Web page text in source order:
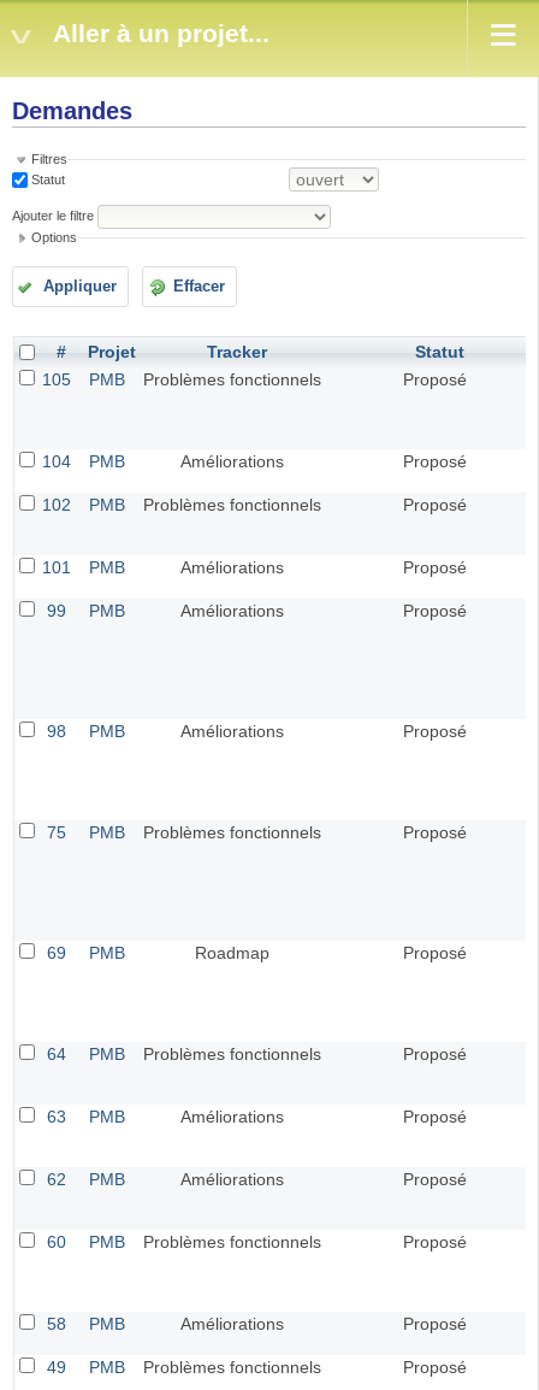
Aller à un projet...
Demandes
Filtres
Statut
Ajouter le filtre
Options
Appliquer Effacer
# Projet Tracker
Statut
105
PMB Problèmes fonctionnels Proposé
104 PMB Améliorations Proposé
102 PMB Problèmes fonctionnels Proposé
101 PMB Améliorations Proposé
99 PMB Améliorations Proposé
98 PMB Améliorations Proposé
75 PMB Problèmes fonctionnels Proposé
69 PMB Roadmap Proposé
64 PMB Problèmes fonctionnels Proposé
63 PMB Améliorations Proposé
62 PMB Améliorations Proposé
60 PMB Problèmes fonctionnels Proposé
58 PMB Améliorations Proposé
49 PMB Problèmes fonctionnels Proposé